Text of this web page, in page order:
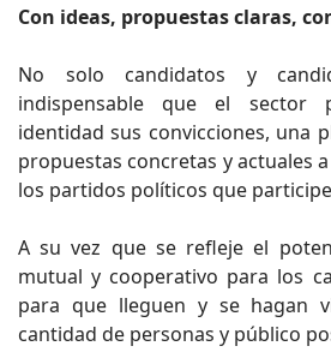
Con ideas, propuestas claras,
No solo candidatos y
indispensable que el sector
identidad sus convicciones, una
propuestas concretas y actuales
los partidos políticos que
A su vez que se refleje el
mutual y cooperativo para los
para que lleguen y se hagan
cantidad de personas y público